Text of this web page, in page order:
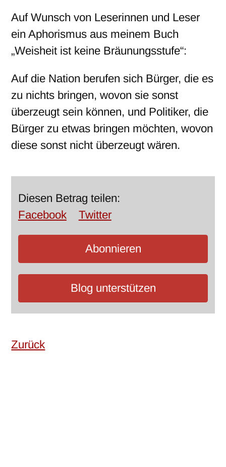
Auf Wunsch von Leserinnen und Leser
ein Aphorismus aus meinem Buch
„Weisheit ist keine Bräunungsstufe“:
Auf die Nation berufen sich Bürger, die es
zu nichts bringen, wovon sie sonst
überzeugt sein können, und Politiker, die
Bürger zu etwas bringen möchten, wovon
diese sonst nicht überzeugt wären.
Diesen Betrag teilen:
Facebook
Twitter
Abonnieren
Blog unterstützen
Zurück